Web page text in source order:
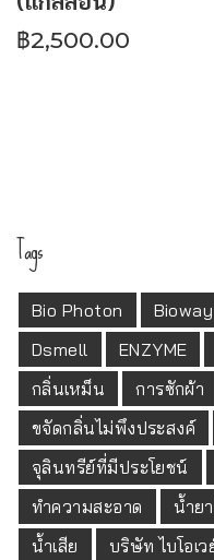
฿2,500.00
Tags
Bio Photon Bioway
Dsmell
ENZYME
กลิ่นเหม็น
การซักผ้า
ขจัดกลิ่นไม่พึงประสงค์
จุลินทรีย์ที่มีประโยชน์
ทำความสะอาด
น้ำย
น้ำเสีย
บริษัท ไบโอเ